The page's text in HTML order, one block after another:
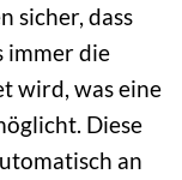
sicher, dass
immer die
wird, was eine
Diese
an